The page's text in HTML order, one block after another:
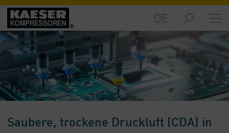
Märkte
Übersicht
Produkte
-
Übersicht
Lösungen
-
Saubere, trockene Druckluft (CDA) in